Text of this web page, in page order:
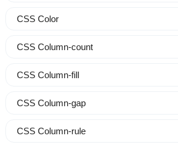
CSS Color
CSS Column-count
CSS Column-fill
CSS Column-gap
CSS Column-rule